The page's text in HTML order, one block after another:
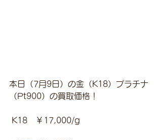
本日（7月9日）の金（K18）プラチナ
（Pt900）の買取価格！
K18　￥17,000/g